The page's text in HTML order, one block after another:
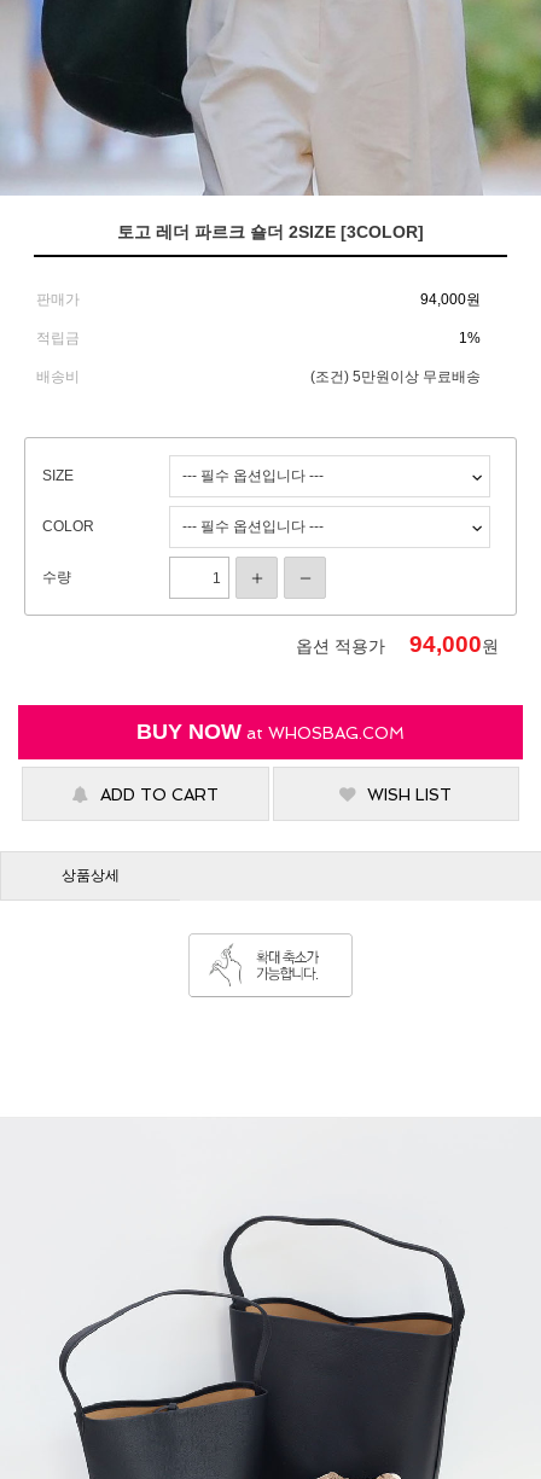
토고 레더 파르크 숄더 2SIZE [3COLOR]
판매가 94,000원
적립금 1%
배송비 (조건) 5만원이상 무료배송
SIZE
COLOR
수량
옵션 적용가 94,000원
BUY NOW at WHOSBAG.COM
ADD TO CART WISH LIST
상품상세